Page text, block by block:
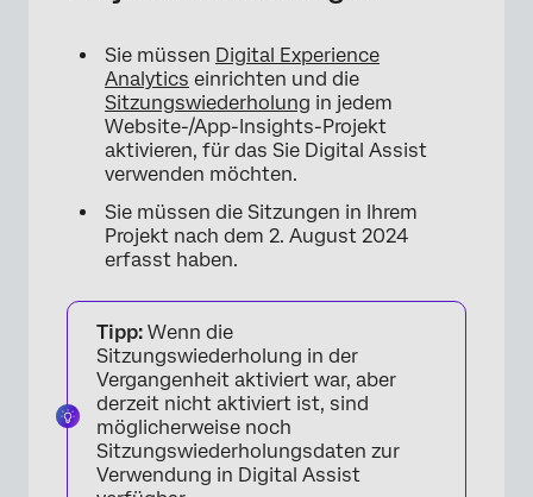
Sie müssen Digital Experience
Analytics einrichten und die
Sitzungswiederholung in jedem
Website-/App-Insights-Projekt
aktivieren, für das Sie Digital Assist
verwenden möchten.
Sie müssen die Sitzungen in Ihrem
Projekt nach dem 2. August 2024
erfasst haben.
Tipp: Wenn die
Sitzungswiederholung in der
Vergangenheit aktiviert war, aber
derzeit nicht aktiviert ist, sind
möglicherweise noch
Sitzungswiederholungsdaten zur
Verwendung in Digital Assist